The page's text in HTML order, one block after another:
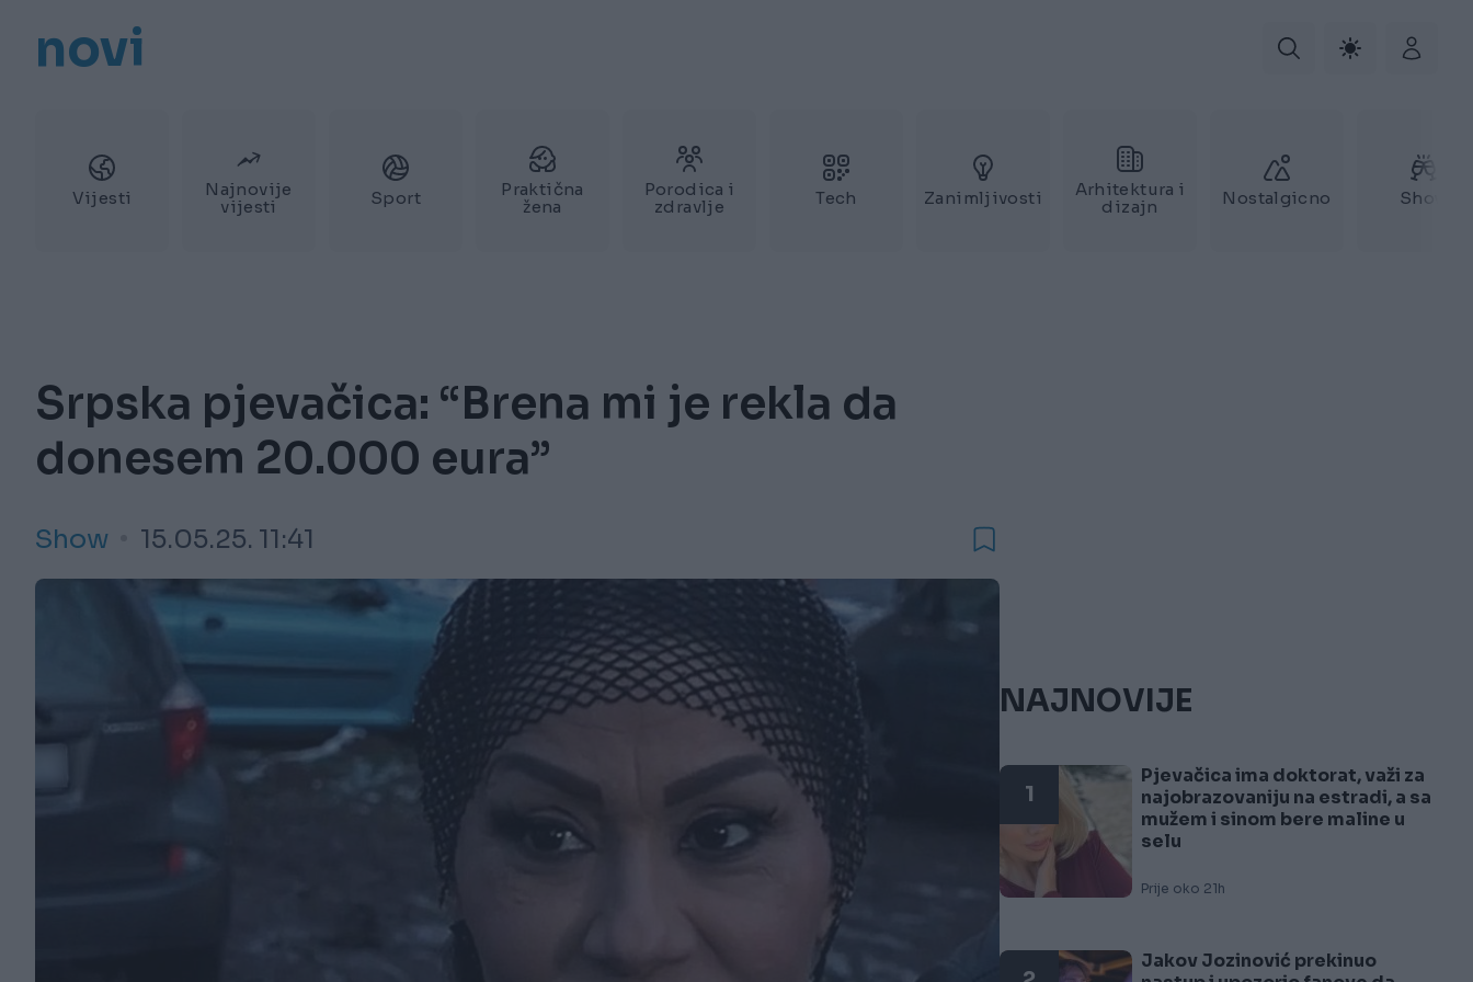
novi
Vijesti
Najnovije
vijesti
Sport
Praktična
žena
Porodica i
zdravlje
Tech Zanimljivosti
Arhitektura i
dizajn
Nostalgicno Show
Srpska pjevačica: “Brena mi je rekla da
donesem 20.000 eura”
Show 15.05.25. 11:41
NAJNOVIJE
1
Pjevačica ima doktorat, važi za
najobrazovaniju na estradi, a sa
mužem i sinom bere maline u
selu
Prije oko 21h
Jakov Jozinović prekinuo